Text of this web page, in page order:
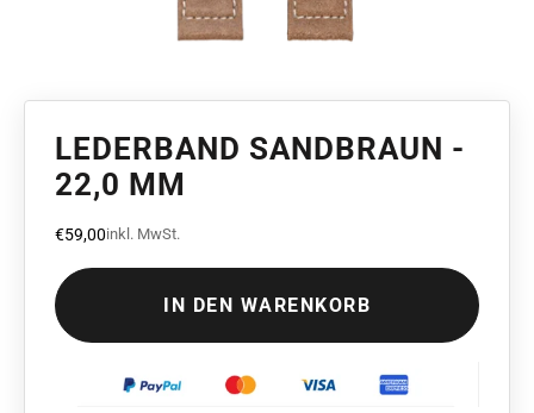
LEDERBAND SANDBRAUN -
22,0 MM
Angebot
€59,00inkl. MwSt.
IN DEN WARENKORB